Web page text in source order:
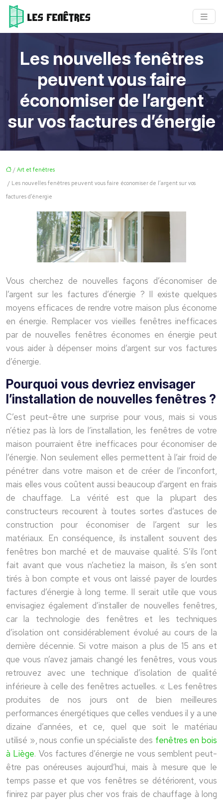
Les nouvelles fenêtres
peuvent vous faire
économiser de l’argent
sur vos factures d’énergie
/ Art et fenêtres
/ Les nouvelles fenêtres peuvent vous faire économiser de l’argent sur vos
factures d’énergie
Vous cherchez de nouvelles façons d’économiser de
l’argent sur les factures d’énergie ? Il existe quelques
moyens efficaces de rendre votre maison plus économe
en énergie. Remplacer vos vieilles fenêtres inefficaces
par de nouvelles fenêtres économes en énergie peut
vous aider à dépenser moins d’argent sur vos factures
d’énergie.
Pourquoi vous devriez envisager
l’installation de nouvelles fenêtres ?
C’est peut-être une surprise pour vous, mais si vous
n’étiez pas là lors de l’installation, les fenêtres de votre
maison pourraient être inefficaces pour économiser de
l’énergie. Non seulement elles permettent à l’air froid de
pénétrer dans votre maison et de créer de l’inconfort,
mais elles vous coûtent aussi beaucoup d’argent en frais
de chauffage. La vérité est que la plupart des
constructeurs recourent à toutes sortes d’astuces de
construction pour économiser de l’argent sur les
matériaux. En conséquence, ils installent souvent des
fenêtres bon marché et de mauvaise qualité. S’ils l’ont
fait avant que vous n’achetiez la maison, ils s’en sont
tirés à bon compte et vous ont laissé payer de lourdes
factures d’énergie à long terme. Il serait utile que vous
envisagiez également d’installer de nouvelles fenêtres,
car la technologie des fenêtres et les techniques
d’isolation ont considérablement évolué au cours de la
dernière décennie. Si votre maison a plus de 15 ans et
que vous n’avez jamais changé les fenêtres, vous vous
retrouvez avec une technique d’isolation de qualité
inférieure à celle des fenêtres actuelles. « Les fenêtres
produites de nos jours ont de bien meilleures
performances énergétiques que celles vendues il y a une
dizaine d’années, et ce, quel que soit le matériau
utilisé », nous confie un spécialiste des fenêtres en bois
à Liège. Vos factures d’énergie ne vous semblent peut-
être pas onéreuses aujourd’hui, mais à mesure que le
temps passe et que vos fenêtres se détériorent, vous
finirez par payer plus cher vos frais de chauffage à long